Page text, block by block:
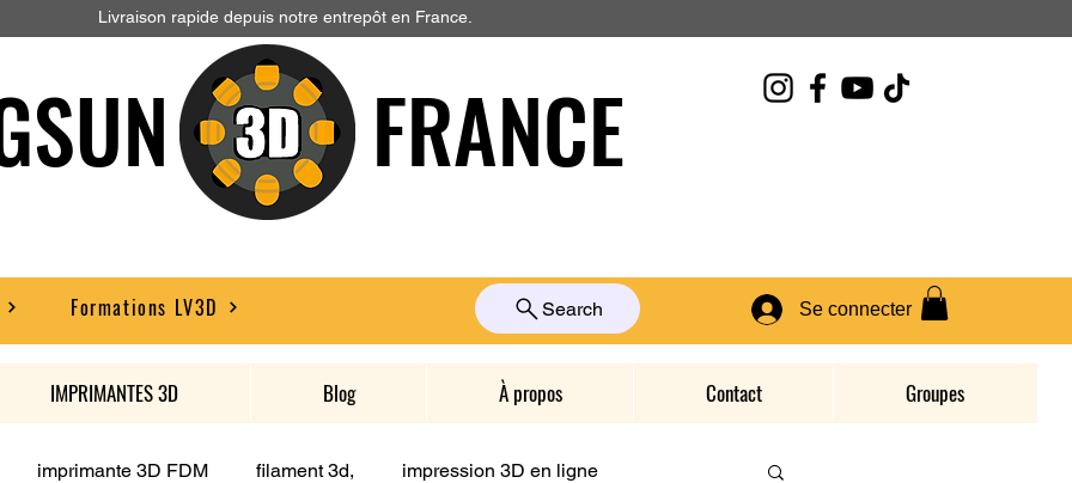
Livraison rapide depuis notre entrepôt en France.
FRANCE
Formations LV3D Se connecter
Search
IMPRIMANTES 3D Blog À propos Contact Groupes
imprimante 3D FDM filament 3d, impression 3D en ligne